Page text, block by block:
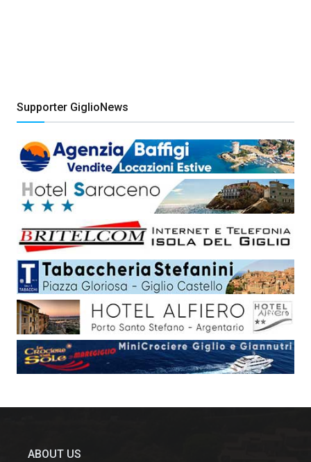
Supporter GiglioNews
ABOUT US